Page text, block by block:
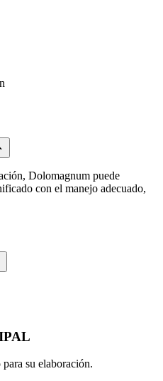
Dolomagnum puede
con el manejo adecuado,
su elaboración.